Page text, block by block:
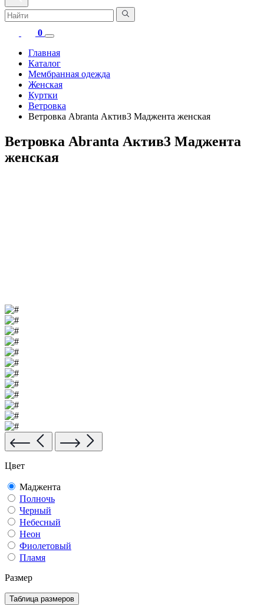
0
Главная
Каталог
Мембранная одежда
Женская
Куртки
Ветровка
Ветровка Abranta Актив3 Маджента женская
Ветровка Abranta Актив3 Маджента
женская
Цвет
Маджента
Полночь
Черный
Небесный
Неон
Фиолетовый
Пламя
Размер
Таблица размеров